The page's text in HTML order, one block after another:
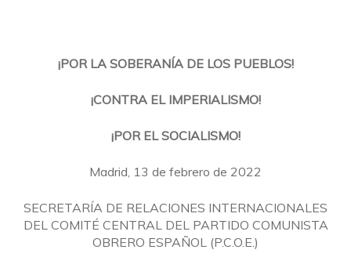
¡POR LA SOBERANÍA DE LOS PUEBLOS!
¡CONTRA EL IMPERIALISMO!
¡POR EL SOCIALISMO!
Madrid, 13 de febrero de 2022
SECRETARÍA DE RELACIONES INTERNACIONALES
DEL COMITÉ CENTRAL DEL PARTIDO COMUNISTA
OBRERO ESPAÑOL (P.C.O.E.)